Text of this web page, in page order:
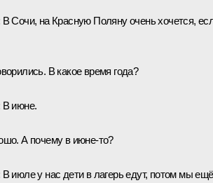
В Сочи, на Красную Поляну очень хочется,
В какое время года?
В июне.
А почему в июне-то?
В июле у нас дети в лагерь едут, потом мы ещё